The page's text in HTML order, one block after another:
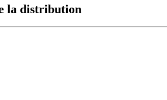
la distribution